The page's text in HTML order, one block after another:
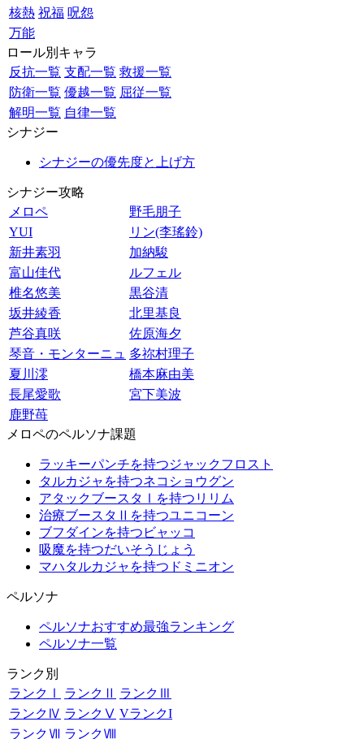
核熱 祝福 呪怨
万能
ロール別キャラ
反抗一覧 支配一覧 救援一覧
防衛一覧 優越一覧 屈従一覧
解明一覧 自律一覧
シナジー
シナジーの優先度と上げ方
シナジー攻略
メロペ
野毛朋子
YUI
リン(李瑤鈴)
新井素羽
加納駿
富山佳代
ルフェル
椎名悠美
黒谷清
坂井綾香
北里基良
芦谷真咲
佐原海夕
琴音・モンターニュ 多祢村理子
夏川澪
橋本麻由美
長尾愛歌
宮下美波
鹿野苺
メロペのペルソナ課題
ラッキーパンチを持つジャックフロスト
タルカジャを持つネコショウグン
アタックブースタⅠを持つリリム
治療ブースタⅡを持つユニコーン
ブフダインを持つビャッコ
吸魔を持つだいそうじょう
マハタルカジャを持つドミニオン
ペルソナ
ペルソナおすすめ最強ランキング
ペルソナ一覧
ランク別
ランクⅠ
ランクⅡ ランクⅢ
ランクⅣ ランクⅤ VランクI
ランクⅦ ランクⅧ